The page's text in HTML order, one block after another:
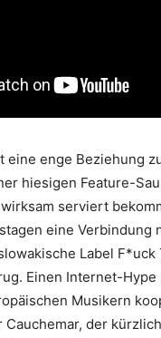
eine enge Beziehung
hiesigen Feature-
serviert
eine Verbindung
Label
Einen Internet-
Musikern
Cauchemar, der